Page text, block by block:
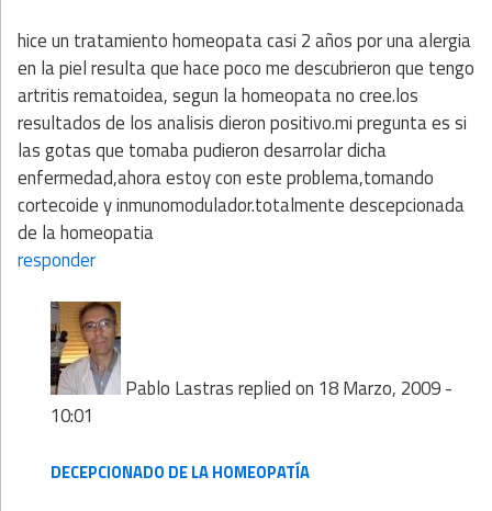
hice un tratamiento homeopata casi 2 años por una alergia
en la piel resulta que hace poco me descubrieron que tengo
artritis rematoidea, segun la homeopata no cree.los
resultados de los analisis dieron positivo.mi pregunta es si
las gotas que tomaba pudieron desarrolar dicha
enfermedad,ahora estoy con este problema,tomando
cortecoide y inmunomodulador.totalmente descepcionada
de la homeopatia
responder
Pablo Lastrasreplied on 18 Marzo, 2009 -
10:01
DECEPCIONADO DE LA HOMEOPATÍA